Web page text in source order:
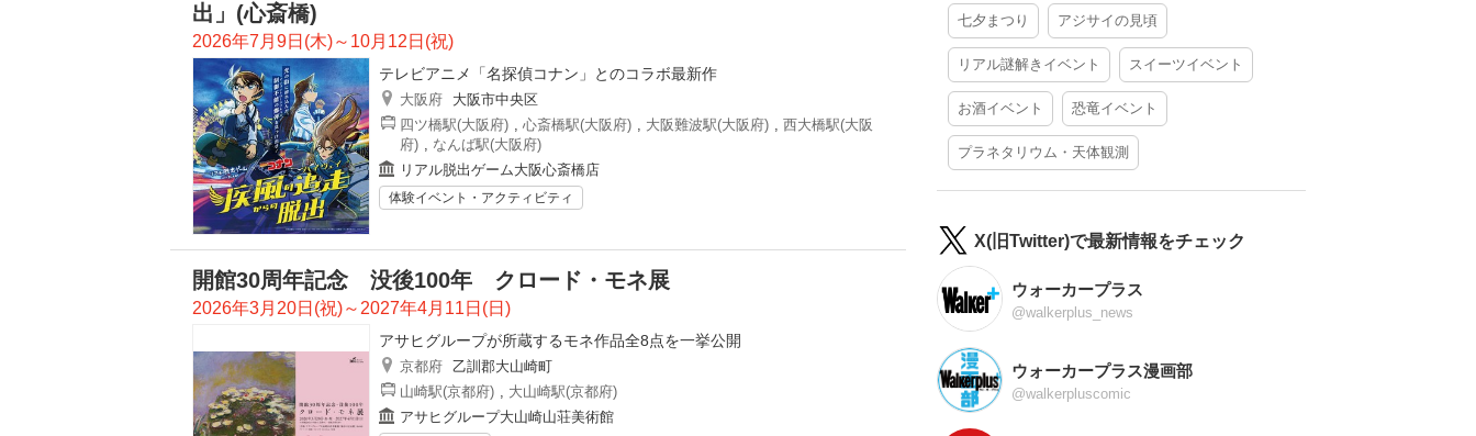
出」(心斎橋)
2026年7月9日(木)～10月12日(祝)
テレビアニメ「名探偵コナン」とのコラボ最新作
大阪府
大阪市中央区
四ツ橋駅(大阪府) , 心斎橋駅(大阪府) , 大阪難波駅(大阪府) , 西大橋駅(大阪
府) , なんば駅(大阪府)
リアル脱出ゲーム大阪心斎橋店
体験イベント・アクティビティ
開館30周年記念 没後100年 クロード・モネ展
2026年3月20日(祝)～2027年4月11日(日)
アサヒグループが所蔵するモネ作品全8点を一挙公開
京都府 乙訓郡大山崎町
山崎駅(京都府) , 大山崎駅(京都府)
アサヒグループ大山崎山荘美術館
七夕まつり アジサイの見頃
リアル謎解きイベント スイーツイベント
お酒イベント 恐竜イベント
プラネタリウム・天体観測
X(旧Twitter)で最新情報をチェック
ウォーカープラス
@walkerplus_news
ウォーカープラス漫画部
@walkerpluscomic